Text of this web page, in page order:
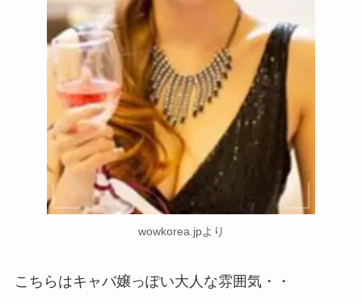
wowkorea.jpより
こちらはキャバ嬢っぽい大人な雰囲気・・